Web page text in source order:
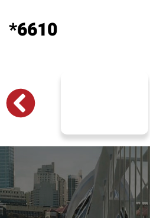
6610*